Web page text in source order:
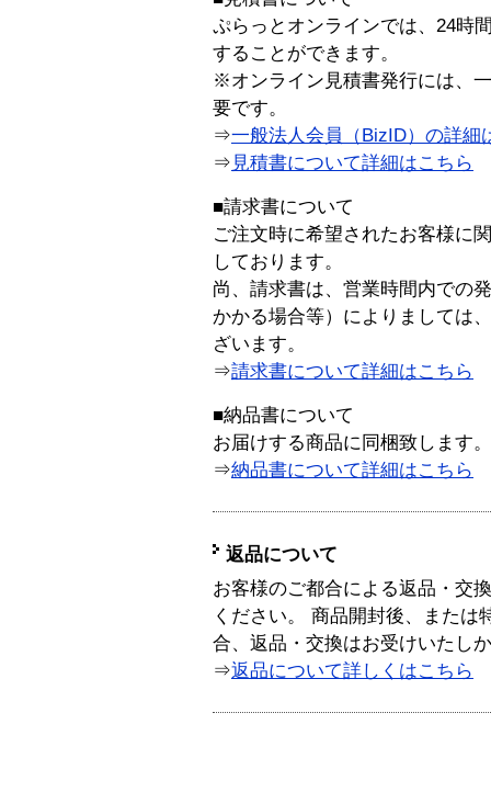
ぷらっとオンラインでは、24時
することができます。
※オンライン見積書発行には、
要です。
⇒一般法人会員（BizID）の詳細
⇒ 見積書について詳細はこちら
■請求書について
ご注文時に希望されたお客様に
しております。
尚、請求書は、営業時間内での
かかる場合等）によりましては
ざいます。
⇒請求書について詳細はこちら
■納品書について
お届けする商品に同梱致します。
⇒納品書について詳細はこちら
返品について
お客様のご都合による返品・交
ください。 商品開封後、または
合、返品・交換はお受けいたし
⇒返品について詳しくはこちら